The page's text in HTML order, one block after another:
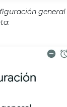
general
: